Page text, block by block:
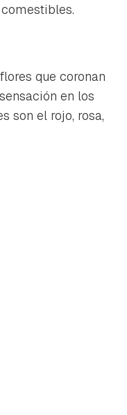
que coronan
en los
son el rojo, rosa,